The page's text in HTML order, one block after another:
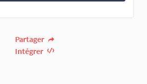
Partager
Intégrer